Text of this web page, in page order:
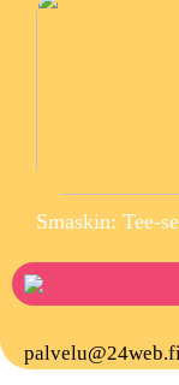
Smaskin: Tee-
palvelu@24web.fi